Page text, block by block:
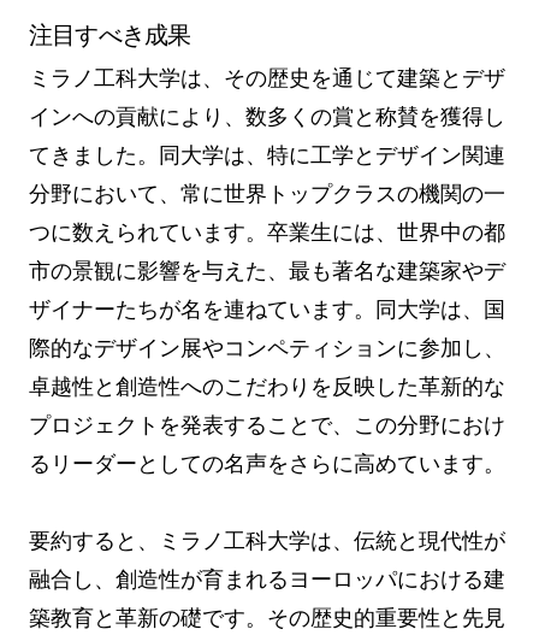
注目すべき成果
ミラノ工科大学は、その歴史を通じて建築とデザ
インへの貢献により、数多くの賞と称賛を獲得し
てきました。同大学は、特に工学とデザイン関連
分野において、常に世界トップクラスの機関の一
つに数えられています。卒業生には、世界中の都
市の景観に影響を与えた、最も著名な建築家やデ
ザイナーたちが名を連ねています。同大学は、国
際的なデザイン展やコンペティションに参加し、
卓越性と創造性へのこだわりを反映した革新的な
プロジェクトを発表することで、この分野におけ
るリーダーとしての名声をさらに高めています。
要約すると、ミラノ工科大学は、伝統と現代性が
融合し、創造性が育まれるヨーロッパにおける建
築教育と革新の礎です。その歴史的重要性と先見